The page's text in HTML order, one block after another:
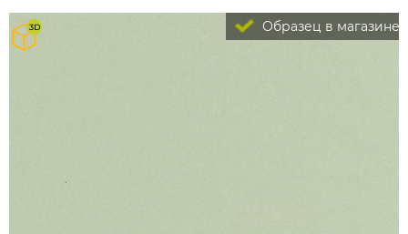
Образец в магазине